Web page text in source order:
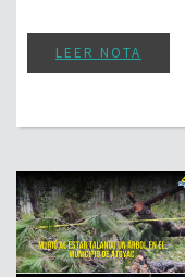
LEER NOTA